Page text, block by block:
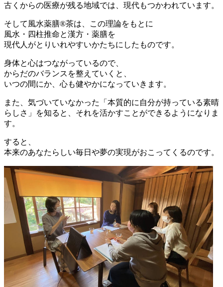
古くからの医療が残る地域では、現代もつかわれています。
そして風水薬膳®茶は、この理論をもとに
風水・四柱推命と漢方・薬膳を
現代人がとりいれやすいかたちにしたものです。
身体と心はつながっているので、
からだのバランスを整えていくと、
いつの間にか、心も健やかになっていきます。
また、気づいていなかった「本質的に自分が持っている素晴
らしさ」を知ると、それを活かすことができるようになりま
す。
すると、
本来のあなたらしい毎日や夢の実現がおこってくるのです。